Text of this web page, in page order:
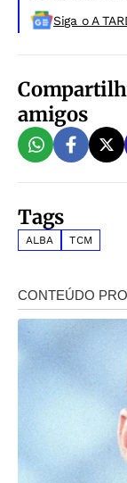
Siga o A
amigos
Tags
ALBA TCM